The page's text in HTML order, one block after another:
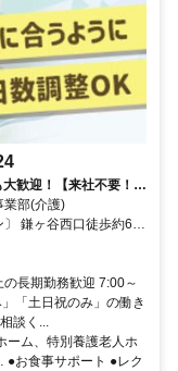
歓迎！【来社不要！
業部(介護)
鎌ヶ谷西口徒歩約6
北初富徒歩約26分 車・
長期勤務歓迎 7:00～
「土日祝のみ」の働き
談く...
ーム、特別養護老人ホ
お食事サポート ●レク